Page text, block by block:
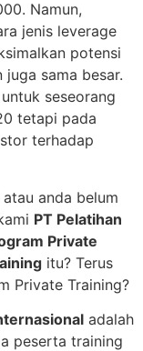
Namun,
jenis leverage
potensi
sama besar.
seseorang
tetapi pada
terhadap
anda belum
PT Pelatihan
Private
itu? Terus
Private Training?
adalah
peserta training